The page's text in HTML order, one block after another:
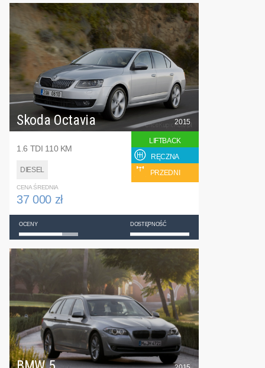
Skoda Octavia
1.6 TDI 110 KM
DIESEL
2015
LIFTBACK
RĘCZNA
PRZEDNI
CENA ŚREDNIA
37 000 zł
OCENY DOSTĘPNOŚĆ